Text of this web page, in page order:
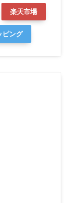
楽天市場
ピング